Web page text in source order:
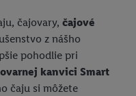
čajovary, čajové
z nášho
pohodlie pri
kanvici Smart
čaju si môžete